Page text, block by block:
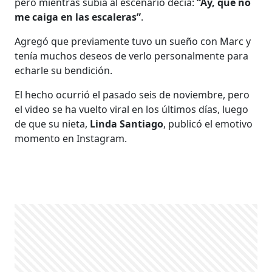
me caiga en las escaleras”.
Agregó que previamente tuvo un sueño con Marc y
tenía muchos deseos de verlo personalmente para
echarle su bendición.
El hecho ocurrió el pasado seis de noviembre, pero
el video se ha vuelto viral en los últimos días, luego
de que su nieta, Linda Santiago, publicó el emotivo
momento en Instagram.